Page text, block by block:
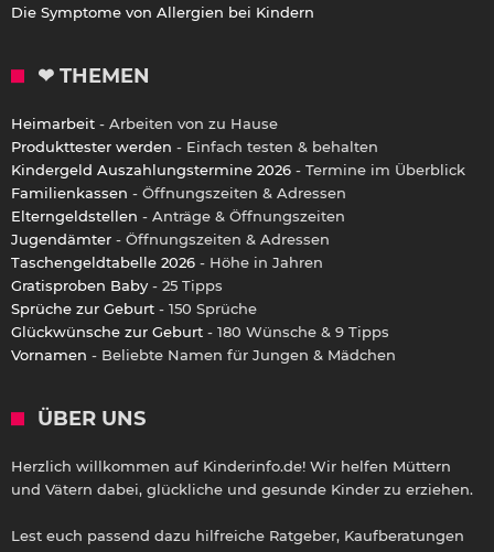
Die Symptome von Allergien bei Kindern
❤ THEMEN
Heimarbeit - Arbeiten von zu Hause
Produkttester werden - Einfach testen & behalten
Kindergeld Auszahlungstermine 2026 - Termine im Überblick
Familienkassen - Öffnungszeiten & Adressen
Elterngeldstellen - Anträge & Öffnungszeiten
Jugendämter - Öffnungszeiten & Adressen
Taschengeldtabelle 2026 - Höhe in Jahren
Gratisproben Baby - 25 Tipps
Sprüche zur Geburt - 150 Sprüche
Glückwünsche zur Geburt - 180 Wünsche & 9 Tipps
Vornamen - Beliebte Namen für Jungen & Mädchen
ÜBER UNS
Herzlich willkommen auf Kinderinfo.de! Wir helfen Müttern
und Vätern dabei, glückliche und gesunde Kinder zu erziehen.
Lest euch passend dazu hilfreiche Ratgeber, Kaufberatungen